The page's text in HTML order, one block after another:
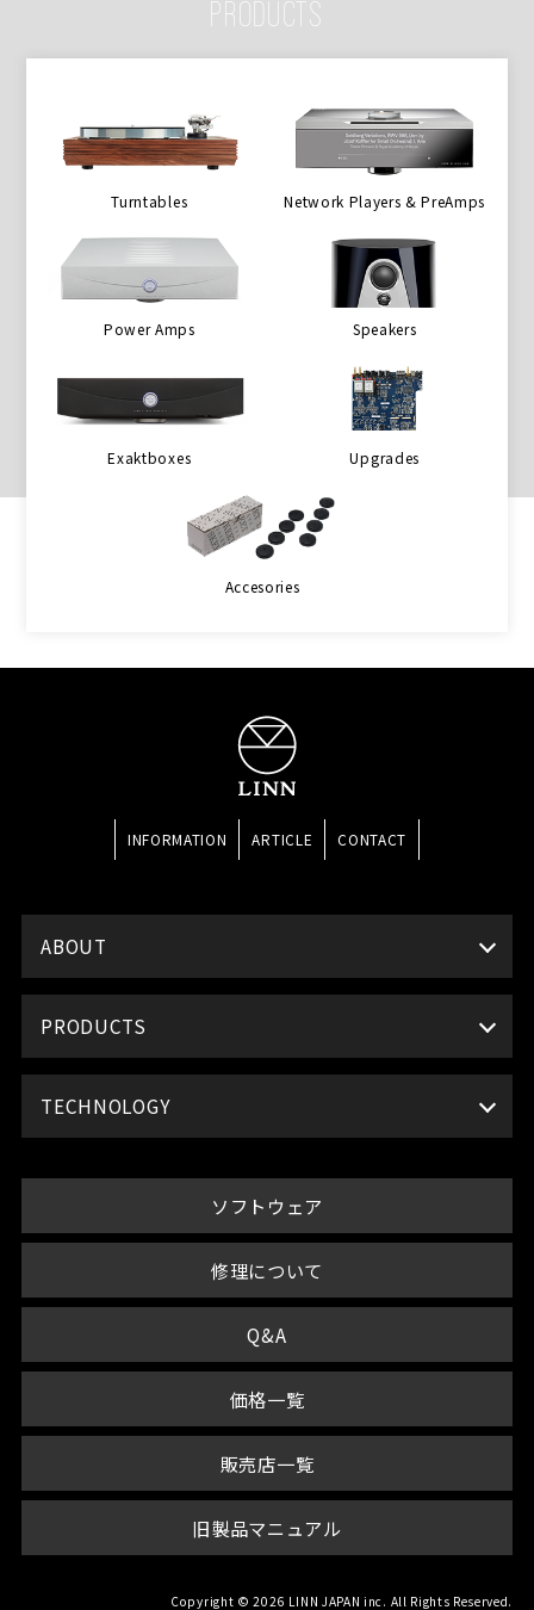
PRODUCTS
Turntables Network Players & PreAmps
Power Amps Speakers
Exaktboxes Upgrades
Accesories
INFORMATION ARTICLE CONTACT
ABOUT
PRODUCTS
TECHNOLOGY
ソフトウェア
修理について
Q&A
価格一覧
販売店一覧
旧製品マニュアル
Copyright © 2026 LINN JAPAN inc. All Rights Reserved.